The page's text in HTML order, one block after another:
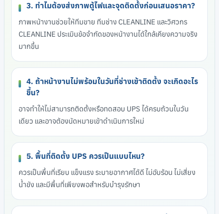
3. ทำไมต้องส่งภาพตู้ไฟและจุดติดตั้งก่อนเสนอราคา?
ภาพหน้างานช่วยให้ทีมขาย ทีมช่าง CLEANLINE และวิศวกร
CLEANLINE ประเมินข้อจำกัดของหน้างานได้ใกล้เคียงความจริง
มากขึ้น
4. ถ้าหน้างานไม่พร้อมในวันที่ช่างเข้าติดตั้ง จะเกิดอะไร
ขึ้น?
อาจทำให้ไม่สามารถติดตั้งหรือทดสอบ UPS ได้ครบถ้วนในวัน
เดียว และอาจต้องนัดหมายเข้าดำเนินการใหม่
5. พื้นที่ติดตั้ง UPS ควรเป็นแบบไหน?
ควรเป็นพื้นที่เรียบ แข็งแรง ระบายอากาศได้ดี ไม่อับร้อน ไม่เสี่ยง
น้ำขัง และมีพื้นที่เพียงพอสำหรับบำรุงรักษา